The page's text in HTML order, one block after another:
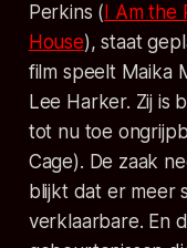
Perkins ( I Am
House), staat
film speelt Maika
Lee Harker. Zij is
tot nu toe
Cage). De zaak
blijkt dat er meer
verklaarbare. En